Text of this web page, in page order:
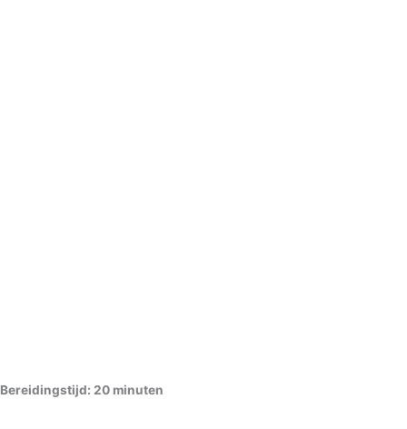
Bereidingstijd: 20 minuten